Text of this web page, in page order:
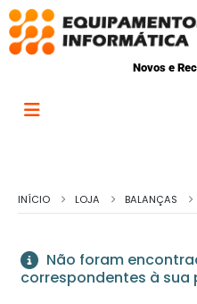
Novos e
INÍCIO LOJA BALANÇAS
Não foram
correspondentes à sua